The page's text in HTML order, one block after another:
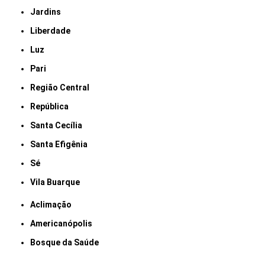
Jardins
Liberdade
Luz
Pari
Região Central
República
Santa Cecília
Santa Efigênia
Sé
Vila Buarque
Aclimação
Americanópolis
Bosque da Saúde